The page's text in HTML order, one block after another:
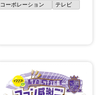
コーポレーション テレビ